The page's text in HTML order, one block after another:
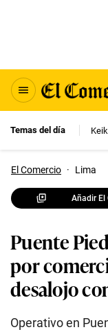
Temas del día
El Comercio · Lima
Añadir El
Puente
por
desalojo
Operativo en